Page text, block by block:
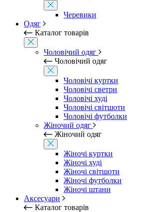
Черевики
Одяг
Каталог товарів
Чоловічий одяг
Чоловічий одяг
Чоловічі куртки
Чоловічі светри
Чоловічі худі
Чоловічі світшоти
Чоловічі футболки
Жіночий одяг
Жіночий одяг
Жіночі куртки
Жіночі худі
Жіночі світшоти
Жіночі футболки
Жіночі штани
Аксесуари
Каталог товарів